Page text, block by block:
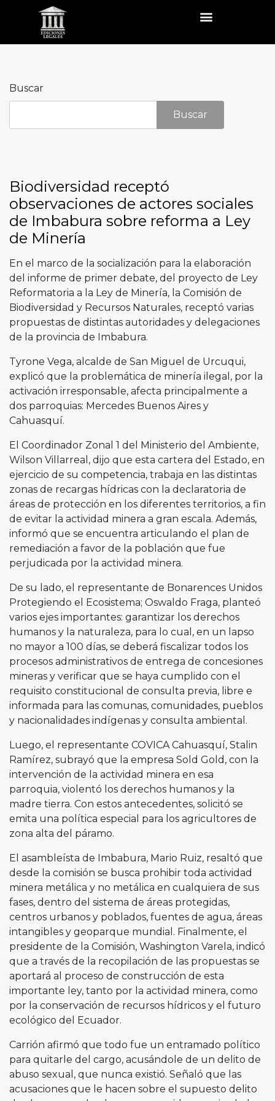
Buscar
Buscar
Biodiversidad receptó
observaciones de actores sociales
de Imbabura sobre reforma a Ley
de Minería
En el marco de la socialización para la elaboración
del informe de primer debate, del proyecto de Ley
Reformatoria a la Ley de Minería, la Comisión de
Biodiversidad y Recursos Naturales, receptó varias
propuestas de distintas autoridades y delegaciones
de la provincia de Imbabura.
Tyrone Vega, alcalde de San Miguel de Urcuqui,
explicó que la problemática de minería ilegal, por la
activación irresponsable, afecta principalmente a
dos parroquias: Mercedes Buenos Aires y
Cahuasquí.
El Coordinador Zonal 1 del Ministerio del Ambiente,
Wilson Villarreal, dijo que esta cartera del Estado, en
ejercicio de su competencia, trabaja en las distintas
zonas de recargas hídricas con la declaratoria de
áreas de protección en los diferentes territorios, a fin
de evitar la actividad minera a gran escala. Además,
informó que se encuentra articulando el plan de
remediación a favor de la población que fue
perjudicada por la actividad minera.
De su lado, el representante de Bonarences Unidos
Protegiendo el Ecosistema; Oswaldo Fraga, planteó
varios ejes importantes: garantizar los derechos
humanos y la naturaleza, para lo cual, en un lapso
no mayor a 100 días, se deberá fiscalizar todos los
procesos administrativos de entrega de concesiones
mineras y verificar que se haya cumplido con el
requisito constitucional de consulta previa, libre e
informada para las comunas, comunidades, pueblos
y nacionalidades indígenas y consulta ambiental.
Luego, el representante COVICA Cahuasquí, Stalin
Ramírez, subrayó que la empresa Sold Gold, con la
intervención de la actividad minera en esa
parroquia, violentó los derechos humanos y la
madre tierra. Con estos antecedentes, solicitó se
emita una política especial para los agricultores de
zona alta del páramo.
El asambleísta de Imbabura, Mario Ruiz, resaltó que
desde la comisión se busca prohibir toda actividad
minera metálica y no metálica en cualquiera de sus
fases, dentro del sistema de áreas protegidas,
centros urbanos y poblados, fuentes de agua, áreas
intangibles y geoparque mundial. Finalmente, el
presidente de la Comisión, Washington Varela, indicó
que a través de la recopilación de las propuestas se
aportará al proceso de construcción de esta
importante ley, tanto por la actividad minera, como
por la conservación de recursos hídricos y el futuro
ecológico del Ecuador.
Carrión afirmó que todo fue un entramado político
para quitarle del cargo, acusándole de un delito de
abuso sexual, que nunca existió. Señaló que las
acusaciones que le hacen sobre el supuesto delito